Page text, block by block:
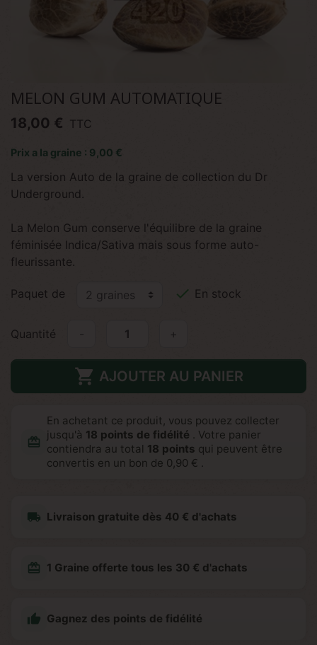
MELON GUM AUTOMATIQUE
18,00 € TTC
Prix a la graine : 9,00 €
La version Auto de la graine de collection du Dr
Underground.
La Melon Gum conserve l'équilibre de la graine
féminisée Indica/Sativa mais sous forme auto-
fleurissante.
Paquet de  En stock
Quantité +
 AJOUTER AU PANIER
redeem
En achetant ce produit, vous pouvez collecter
jusqu'à 18 points de fidélité . Votre panier
contiendra au total 18 points qui peuvent être
convertis en un bon de 0,90 € .
local_shipping Livraison gratuite dès 40 € d'achats
redeem 1 Graine offerte tous les 30 € d'achats
 Gagnez des points de fidélité